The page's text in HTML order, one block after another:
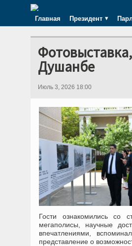
Главная Президент
Душанбе
Июль 3, 2026 18:00
Гости ознакомились со
мегаполисы, научные
впечатлениями,
представление о